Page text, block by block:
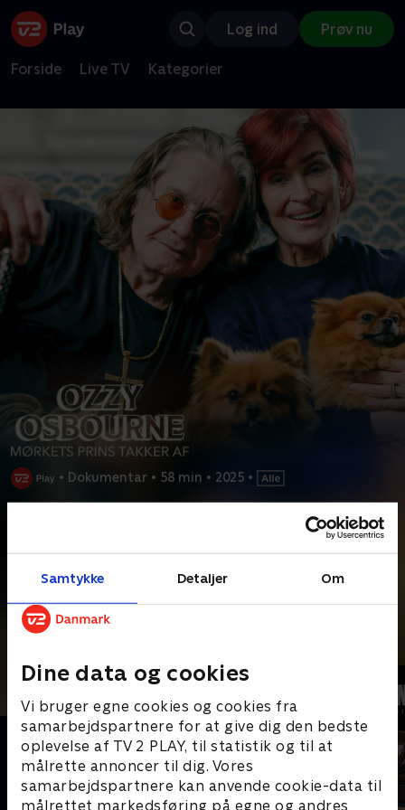
Samtykke Detaljer Om
Dine data og cookies
Vi bruger egne cookies og cookies fra
samarbejdspartnere for at give dig den bedste
oplevelse af TV 2 PLAY, til statistik og til at
målrette annoncer til dig. Vores
samarbejdspartnere kan anvende cookie-data til
målrettet markedsføring på egne og andres
Log ind Prøv nu
Forside Live TV Kategorier
• Dokumentar • 58 min • 2025 •
Efter 25 vilde år i L.A. vender rockikonet Ozzy Osbourne hjem til
Andre så også